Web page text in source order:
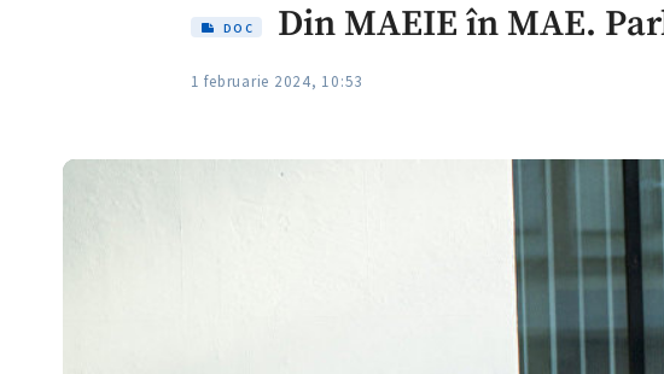
DOC Din MAEIE în MAE.
1 februarie 2024, 10:53